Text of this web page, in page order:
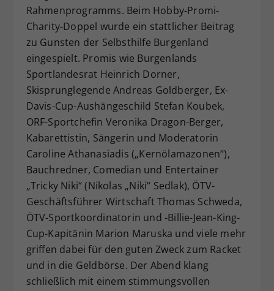
Rahmenprogramms. Beim Hobby-Promi-
Charity-Doppel wurde ein stattlicher Beitrag
zu Gunsten der Selbsthilfe Burgenland
eingespielt. Promis wie Burgenlands
Sportlandesrat Heinrich Dorner,
Skisprunglegende Andreas Goldberger, Ex-
Davis-Cup-Aushängeschild Stefan Koubek,
ORF-Sportchefin Veronika Dragon-Berger,
Kabarettistin, Sängerin und Moderatorin
Caroline Athanasiadis („Kernölamazonen“),
Bauchredner, Comedian und Entertainer
„Tricky Niki“ (Nikolas „Niki“ Sedlak), ÖTV-
Geschäftsführer Wirtschaft Thomas Schweda,
ÖTV-Sportkoordinatorin und -Billie-Jean-King-
Cup-Kapitänin Marion Maruska und viele mehr
griffen dabei für den guten Zweck zum Racket
und in die Geldbörse. Der Abend klang
schließlich mit einem stimmungsvollen